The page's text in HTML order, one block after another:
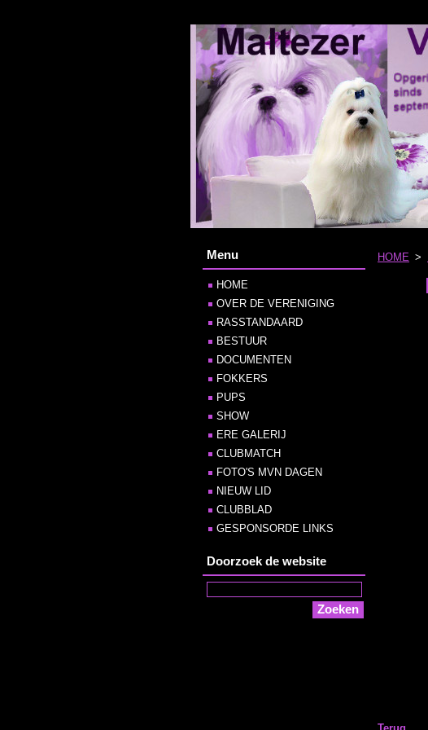
HOME >
Menu
HOME
OVER DE VERENIGING
RASSTANDAARD
BESTUUR
DOCUMENTEN
FOKKERS
PUPS
SHOW
ERE GALERIJ
CLUBMATCH
FOTO'S MVN DAGEN
NIEUW LID
CLUBBLAD
GESPONSORDE LINKS
Doorzoek de website